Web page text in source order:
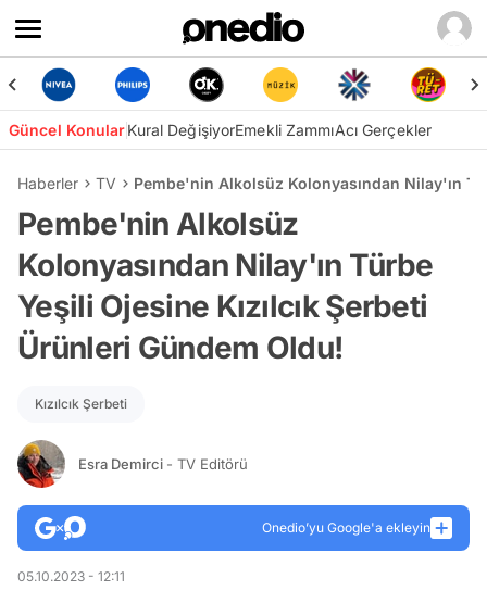
Güncel KonularKural DeğişiyorEmekli ZammıAcı Gerçekler
Haberler TV Pembe'nin Alkolsüz Kolonyasından Nilay'ın
Pembe'nin Alkolsüz
Kolonyasından Nilay'ın Türbe
Yeşili Ojesine Kızılcık Şerbeti
Ürünleri Gündem Oldu!
Kızılcık Şerbeti
Esra Demirci - TV Editörü
Onedio’yu Google'a ekleyin
05.10.2023 - 12:11